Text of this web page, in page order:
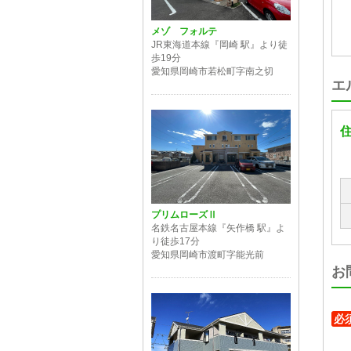
エ
お
必
メゾ フォルテ
JR東海道本線『岡崎 駅』より徒
歩19分
愛知県岡崎市若松町字南之切
プリムローズⅡ
名鉄名古屋本線『矢作橋 駅』よ
り徒歩17分
愛知県岡崎市渡町字能光前